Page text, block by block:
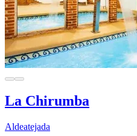
La Chirumba
Aldeatejada